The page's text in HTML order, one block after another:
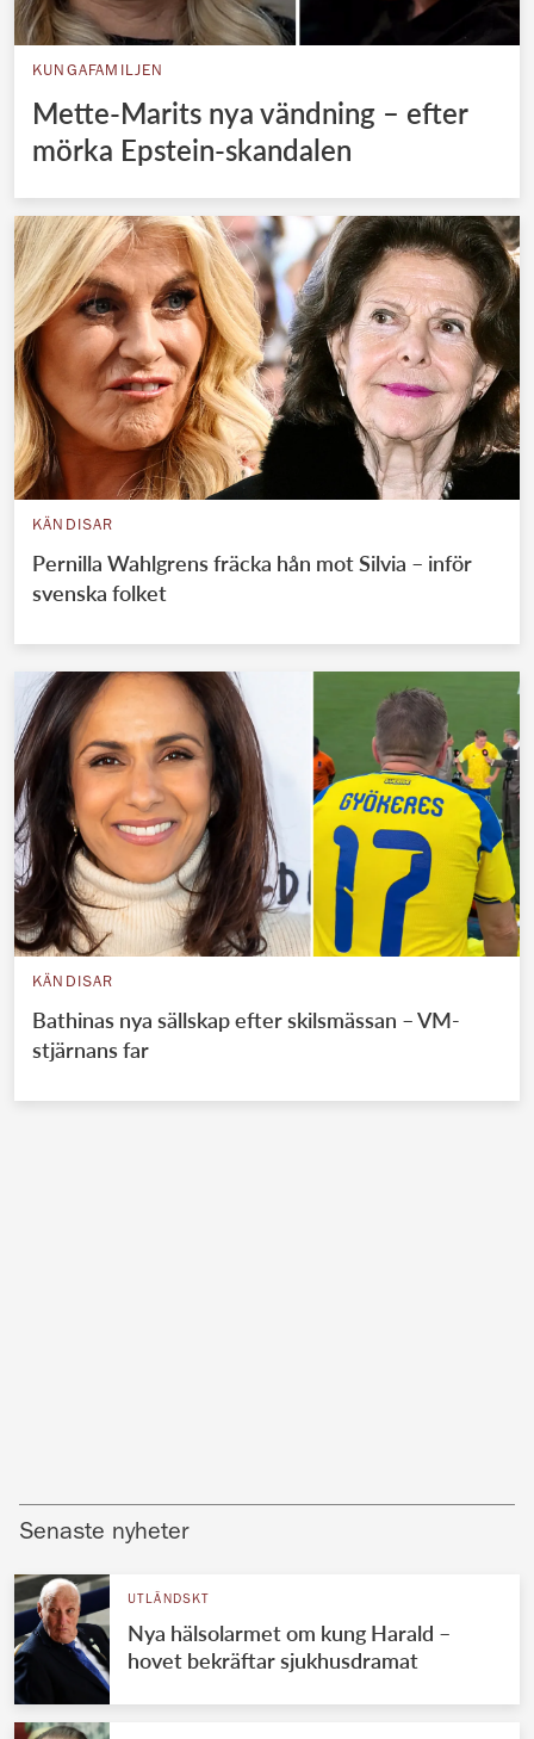
KUNGAFAMILJEN
Mette-Marits nya vändning – efter
mörka Epstein-skandalen
KÄNDISAR
Pernilla Wahlgrens fräcka hån mot Silvia – inför
svenska folket
KÄNDISAR
Bathinas nya sällskap efter skilsmässan – VM-
stjärnans far
Senaste nyheter
UTLÄNDSKT
Nya hälsolarmet om kung Harald –
hovet bekräftar sjukhusdramat